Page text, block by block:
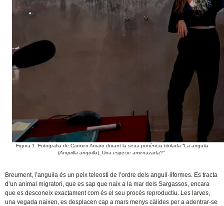
Figura 1. Fotografia de Carmen Amaro durant la seua ponència titulada “La anguila
(Anguilla anguilla). Una especie amenazada?”.
Breument, l’anguila és un peix teleosti de l’ordre dels anguil·liformes. Es tracta
d’un animal migratori, que es sap que naix a la mar dels Sargassos, encara
que es desconeix exactament com és el seu procés reproductiu. Les larves,
una vegada naixen, es desplacen cap a mars menys càlides per a adentrar-se